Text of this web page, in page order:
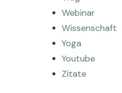
Webinar
Wissenschaft
Yoga
Youtube
Zitate